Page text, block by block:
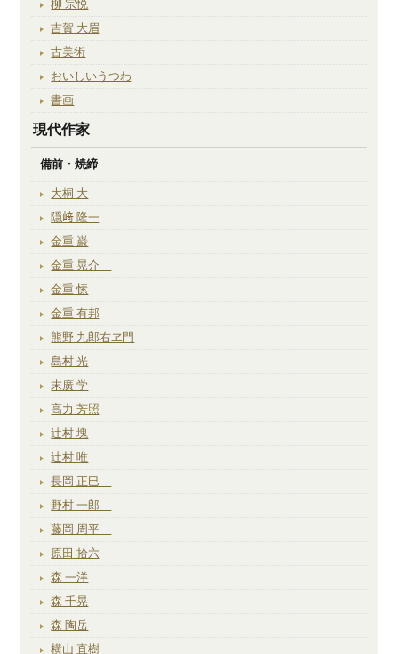
柳 宗悦
吉賀 大眉
古美術
おいしいうつわ
書画
現代作家
備前・焼締
大桐 大
隠﨑 隆一
金重 巌
金重 晃介
金重 愫
金重 有邦
熊野 九郎右ヱ門
島村 光
末廣 学
高力 芳照
辻村 塊
辻村 唯
長岡 正巳
野村 一郎
藤岡 周平
原田 拾六
森 一洋
森 千晃
森 陶岳
横山 直樹